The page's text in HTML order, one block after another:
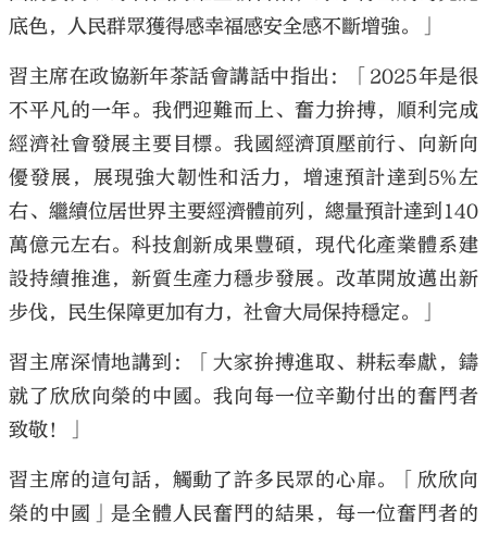
底色，人民群眾獲得感幸福感安全感不斷增強。」
習主席在政協新年茶話會講話中指出：「2025年是很
不平凡的一年。我們迎難而上、奮力拚搏，順利完成
經濟社會發展主要目標。我國經濟頂壓前行、向新向
優發展，展現強大韌性和活力，增速預計達到5%左
右、繼續位居世界主要經濟體前列，總量預計達到140
萬億元左右。科技創新成果豐碩，現代化產業體系建
設持續推進，新質生產力穩步發展。改革開放邁出新
步伐，民生保障更加有力，社會大局保持穩定。」
習主席深情地講到：「大家拚搏進取、耕耘奉獻，鑄
就了欣欣向榮的中國。我向每一位辛勤付出的奮鬥者
致敬！」
習主席的這句話，觸動了許多民眾的心扉。「欣欣向
榮的中國」是全體人民奮鬥的結果，每一位奮鬥者的